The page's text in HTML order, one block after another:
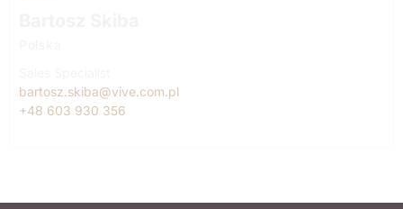
bartosz.skiba@vive.com.pl
+48 603 930 356